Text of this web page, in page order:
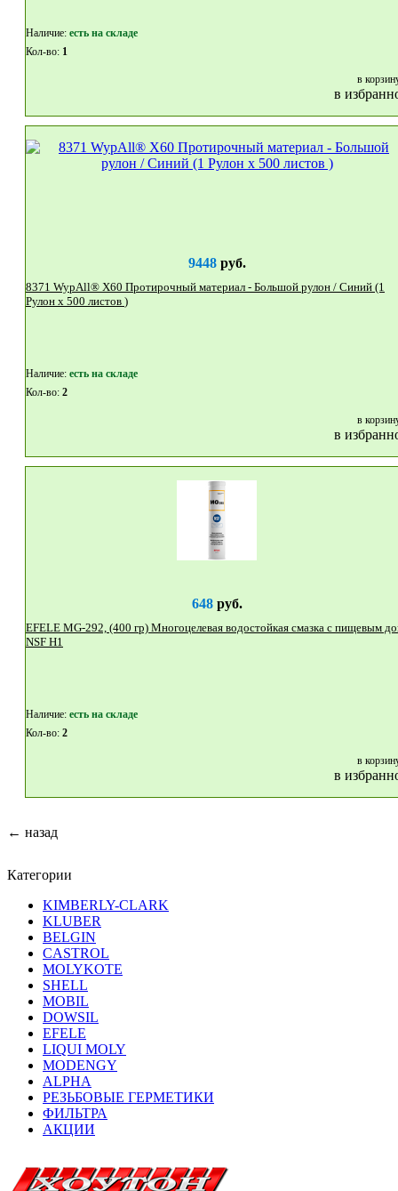
Наличие: eсть на складе
Кол-во: 1
в
в
9448руб.
8371 WypAll® X60 Протирочный материал - Большой рулон / Синий (1
Рулон x 500 листов )
Наличие: eсть на складе
Кол-во: 2
в
в
648руб.
EFELE MG-292, (400 гр) Многоцелевая водостойкая смазка с пищевым доп.
NSF H1
Наличие: eсть на складе
Кол-во: 2
в
в
← назад
Категории
KIMBERLY-CLARK
KLUBER
BELGIN
CASTROL
MOLYKOTE
SHELL
MOBIL
DOWSIL
EFELE
LIQUI MOLY
MODENGY
ALPHA
РЕЗЬБОВЫЕ ГЕРМЕТИКИ
ФИЛЬТРА
АКЦИИ